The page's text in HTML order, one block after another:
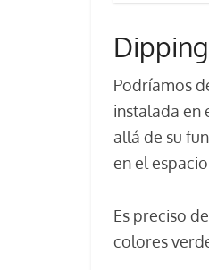
Podríamos
instalada en
allá de su
en el espacio.
Es preciso
colores